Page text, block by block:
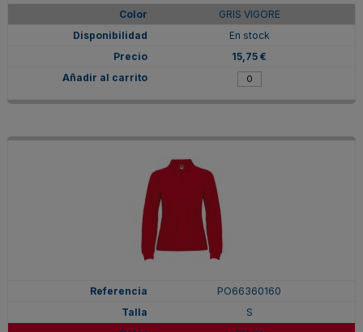
GRIS VIGORE
En stock
15,75 €
PO66360160
S